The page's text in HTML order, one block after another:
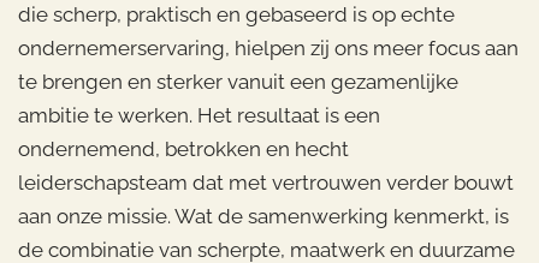
die scherp, praktisch en gebaseerd is op echte
ondernemerservaring, hielpen zij ons meer focus aan
te brengen en sterker vanuit een gezamenlijke
ambitie te werken. Het resultaat is een
ondernemend, betrokken en hecht
leiderschapsteam dat met vertrouwen verder bouwt
aan onze missie. Wat de samenwerking kenmerkt, is
de combinatie van scherpte, maatwerk en duurzame